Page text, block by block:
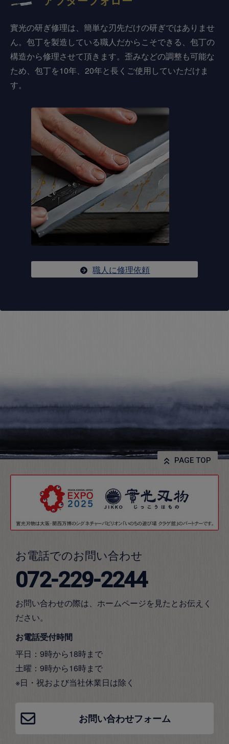
實光の研ぎ修理は、簡単な刃先だけの研ぎではありませ
ん。包丁を製造している職人だからこそできる、包丁の
構造から修理させて頂きます。歪みなどの調整も可能な
ため、包丁を10年、20年と長くご使用していただけま
す。
職人に修理依頼
PAGE TOP
お電話でのお問い合わせ
072-229-2244
お問い合わせの際は、ホームページを見たとお伝えく
ださい。
お電話受付時間
平日：9時から18時まで
土曜：9時から16時まで
※日・祝および当社休業日は除く
お問い合わせフォーム